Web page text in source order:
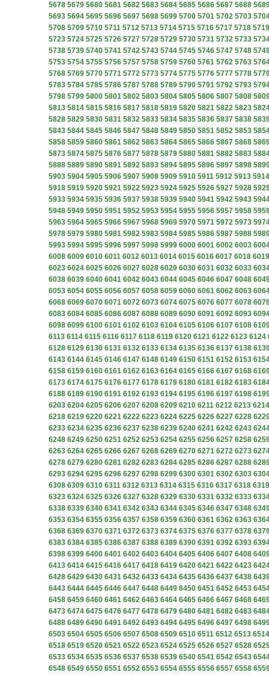
5678 5679 5680 5681 5682 5683 5684 5685 5686 5687 5688
5693 5694 5695 5696 5697 5698 5699 5700 5701 5702 5703
5708 5709 5710 5711 5712 5713 5714 5715 5716 5717 5718 5719
5723 5724 5725 5726 5727 5728 5729 5730 5731 5732 5733
5738 5739 5740 5741 5742 5743 5744 5745 5746 5747 5748
5753 5754 5755 5756 5757 5758 5759 5760 5761 5762 5763
5768 5769 5770 5771 5772 5773 5774 5775 5776 5777 5778
5783 5784 5785 5786 5787 5788 5789 5790 5791 5792 5793
5798 5799 5800 5801 5802 5803 5804 5805 5806 5807 5808
5813 5814 5815 5816 5817 5818 5819 5820 5821 5822 5823
5828 5829 5830 5831 5832 5833 5834 5835 5836 5837 5838
5843 5844 5845 5846 5847 5848 5849 5850 5851 5852 5853
5858 5859 5860 5861 5862 5863 5864 5865 5866 5867 5868
5873 5874 5875 5876 5877 5878 5879 5880 5881 5882 5883
5888 5889 5890 5891 5892 5893 5894 5895 5896 5897 5898
5903 5904 5905 5906 5907 5908 5909 5910 5911 5912 5913 5914
5918 5919 5920 5921 5922 5923 5924 5925 5926 5927 5928
5933 5934 5935 5936 5937 5938 5939 5940 5941 5942 5943
5948 5949 5950 5951 5952 5953 5954 5955 5956 5957 5958
5963 5964 5965 5966 5967 5968 5969 5970 5971 5972 5973
5978 5979 5980 5981 5982 5983 5984 5985 5986 5987 5988
5993 5994 5995 5996 5997 5998 5999 6000 6001 6002 6003
6008 6009 6010 6011 6012 6013 6014 6015 6016 6017 6018 6019
6023 6024 6025 6026 6027 6028 6029 6030 6031 6032 6033
6038 6039 6040 6041 6042 6043 6044 6045 6046 6047 6048
6053 6054 6055 6056 6057 6058 6059 6060 6061 6062 6063
6068 6069 6070 6071 6072 6073 6074 6075 6076 6077 6078
6083 6084 6085 6086 6087 6088 6089 6090 6091 6092 6093
6098 6099 6100 6101 6102 6103 6104 6105 6106 6107 6108
6113 6114 6115 6116 6117 6118 6119 6120 6121 6122 6123 6124
6128 6129 6130 6131 6132 6133 6134 6135 6136 6137 6138
6143 6144 6145 6146 6147 6148 6149 6150 6151 6152 6153
6158 6159 6160 6161 6162 6163 6164 6165 6166 6167 6168
6173 6174 6175 6176 6177 6178 6179 6180 6181 6182 6183
6188 6189 6190 6191 6192 6193 6194 6195 6196 6197 6198
6203 6204 6205 6206 6207 6208 6209 6210 6211 6212 6213 6214
6218 6219 6220 6221 6222 6223 6224 6225 6226 6227 6228
6233 6234 6235 6236 6237 6238 6239 6240 6241 6242 6243
6248 6249 6250 6251 6252 6253 6254 6255 6256 6257 6258
6263 6264 6265 6266 6267 6268 6269 6270 6271 6272 6273
6278 6279 6280 6281 6282 6283 6284 6285 6286 6287 6288
6293 6294 6295 6296 6297 6298 6299 6300 6301 6302 6303
6308 6309 6310 6311 6312 6313 6314 6315 6316 6317 6318 6319
6323 6324 6325 6326 6327 6328 6329 6330 6331 6332 6333
6338 6339 6340 6341 6342 6343 6344 6345 6346 6347 6348
6353 6354 6355 6356 6357 6358 6359 6360 6361 6362 6363
6368 6369 6370 6371 6372 6373 6374 6375 6376 6377 6378
6383 6384 6385 6386 6387 6388 6389 6390 6391 6392 6393
6398 6399 6400 6401 6402 6403 6404 6405 6406 6407 6408
6413 6414 6415 6416 6417 6418 6419 6420 6421 6422 6423
6428 6429 6430 6431 6432 6433 6434 6435 6436 6437 6438
6443 6444 6445 6446 6447 6448 6449 6450 6451 6452 6453
6458 6459 6460 6461 6462 6463 6464 6465 6466 6467 6468
6473 6474 6475 6476 6477 6478 6479 6480 6481 6482 6483
6488 6489 6490 6491 6492 6493 6494 6495 6496 6497 6498
6503 6504 6505 6506 6507 6508 6509 6510 6511 6512 6513 6514
6518 6519 6520 6521 6522 6523 6524 6525 6526 6527 6528
6533 6534 6535 6536 6537 6538 6539 6540 6541 6542 6543
6548 6549 6550 6551 6552 6553 6554 6555 6556 6557 6558